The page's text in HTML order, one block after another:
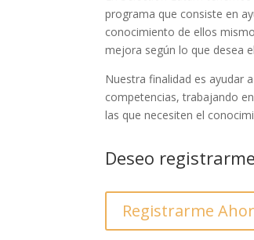
programa que consiste en
conocimiento de ellos
mejora según lo que desea
Nuestra finalidad es ayudar
competencias, trabajando
las que necesiten el
Deseo
Registrarme